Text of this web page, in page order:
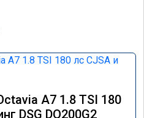
A7 1.8 TSI 180
DSG DQ200G2